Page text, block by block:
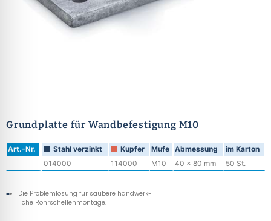
Grundplatte für Wandbefestigung M10
Art.-Nr. Stahl verzinkt Kupfer Mufe Abmessung
im Karton
014000
114000 M10 40 x 80 mm 50 St.
Die Problemlösung für saubere handwerk-
liche Rohrschellenmontage.